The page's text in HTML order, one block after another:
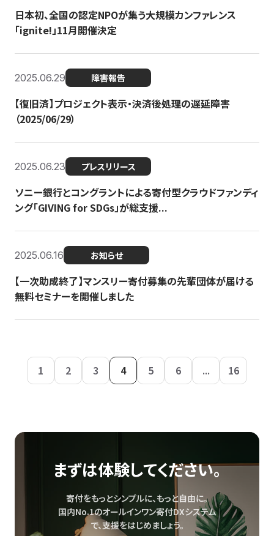
日本初、全国の認定NPOが集う大規模カンファレンス
「ignite!」11月開催決定
2025.06.29 障害報告
【復旧済】プロジェクト表示・決済後処理の遅延障害
（2025/06/29）
2025.06.23 プレスリリース
ソニー銀行とコングラントによる寄付型クラウドファンディ
ング「GIVING for SDGs」が総支援...
2025.06.16 お知らせ
【一次助成終了】マンスリー寄付募集の先輩団体が届ける
無料セミナーを開催しました
1 2 3 4 5 6 ... 16
まずは体験してください。
寄付をもっとシンプルに、もっと自由に。
国内No.1のオールインワン寄付DXシステム
で、支援をはじめましょう。